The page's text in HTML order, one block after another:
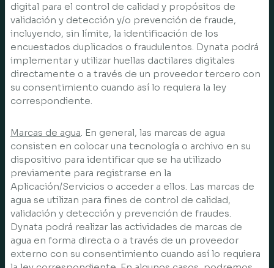
digital para el control de calidad y propósitos de
validación y detección y/o prevención de fraude,
incluyendo, sin límite, la identificación de los
encuestados duplicados o fraudulentos. Dynata podrá
implementar y utilizar huellas dactilares digitales
directamente o a través de un proveedor tercero con
su consentimiento cuando así lo requiera la ley
correspondiente.
Marcas de agua. En general, las marcas de agua
consisten en colocar una tecnología o archivo en su
dispositivo para identificar que se ha utilizado
previamente para registrarse en la
Aplicación/Servicios o acceder a ellos. Las marcas de
agua se utilizan para fines de control de calidad,
validación y detección y prevención de fraudes.
Dynata podrá realizar las actividades de marcas de
agua en forma directa o a través de un proveedor
externo con su consentimiento cuando así lo requiera